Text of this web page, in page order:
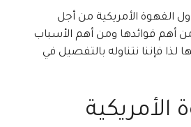
القهوة الأمريكية من أجل
أهم فوائدها ومن أهم الأسباب
فإننا نتناوله بالتفصيل في
الأمريكية